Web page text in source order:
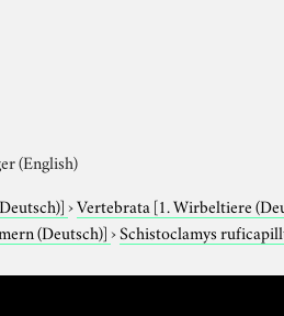
(English)
›Vertebrata [1. Wirbeltiere
(Deutsch)]›Schistoclamys